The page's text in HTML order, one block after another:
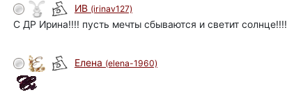
ИВ (irinav127)
С ДР Ирина!!!! пусть мечты сбываются и светит солнце!!!!
Елена (elena-1960)